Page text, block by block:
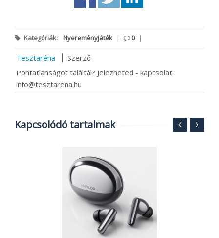
Kategóriák: Nyereményjáték | 0 |
Tesztaréna
Szerző
Pontatlanságot találtál? Jelezheted - kapcsolat:
info@tesztarena.hu
Kapcsolódó tartalmak